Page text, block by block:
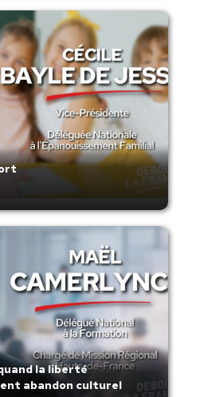
la liberté
abandon culturel